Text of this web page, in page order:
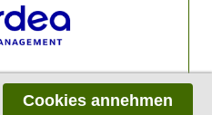
Cookies annehmen